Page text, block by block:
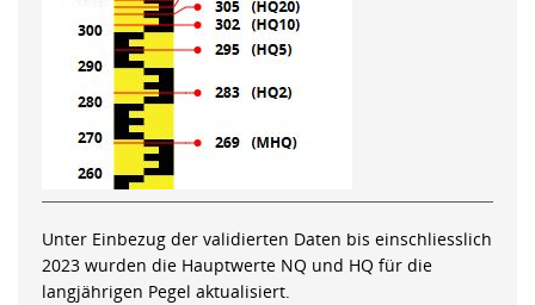
Unter Einbezug der validierten Daten bis einschliesslich
2023 wurden die Hauptwerte NQ und HQ für die
langjährigen Pegel aktualisiert.